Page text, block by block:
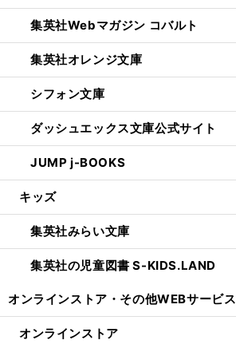
集英社Webマガジン コバルト
集英社オレンジ文庫
シフォン文庫
ダッシュエックス文庫公式サイト
JUMP j-BOOKS
キッズ
集英社みらい文庫
集英社の児童図書 S-KIDS.LAND
オンラインストア・ その他WEBサービス
オンラインストア